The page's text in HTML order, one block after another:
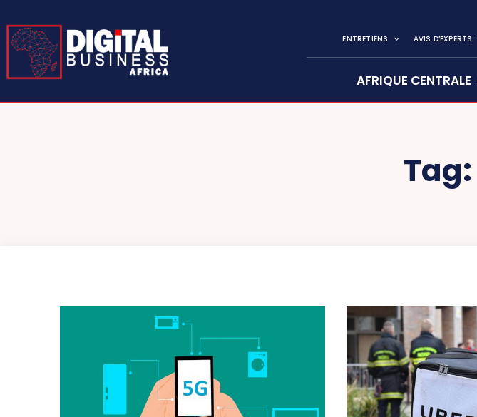
ENTRETIENS AVIS D’EXPERTS
AFRIQUE CENTRALE
Tag: